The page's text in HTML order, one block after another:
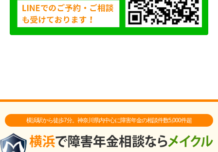
横浜駅から徒歩7分。神奈川県内中心に障害年金の相談件数5,000件超